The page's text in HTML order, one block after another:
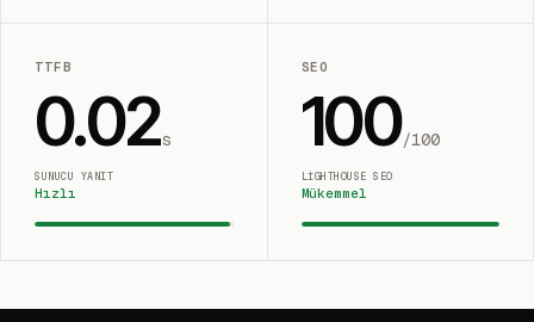
TTFB
0.02s
SUNUCU YANIT
Hızlı
SEO
100/100
LIGHTHOUSE SEO
Mükemmel